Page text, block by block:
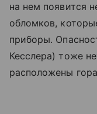
на нем появится
обломков,
приборы.
Кесслера) тоже
расположены